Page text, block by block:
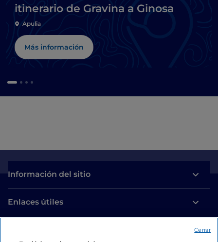
itinerario de Gravina a Ginosa
Apulia
Más información
Información del sitio
Enlaces útiles
Cerrar